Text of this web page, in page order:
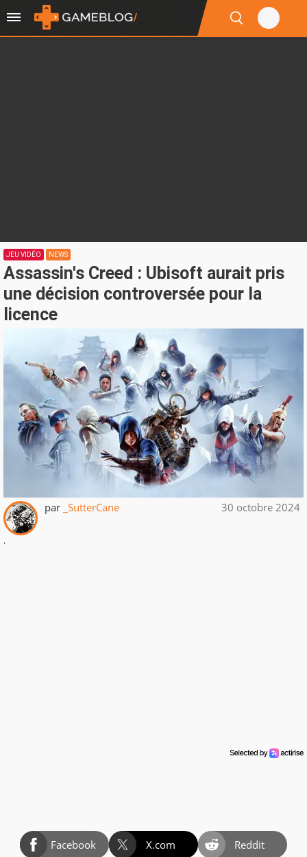
JEU VIDÉO NEWS
Assassin's Creed : Ubisoft aurait pris
une décision controversée pour la
licence
par _SutterCane 30 octobre 2024
.
Facebook X.com
Reddit